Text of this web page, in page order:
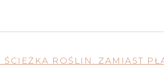
ROŚLIN. ZAMIAST